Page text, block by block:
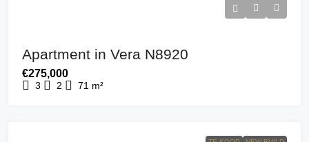
Apartment in Vera N8920
€275,000
3 2 71 m²